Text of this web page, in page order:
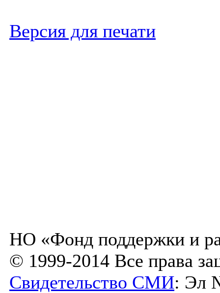
Версия для печати
НО «Фонд поддержки и
© 1999-2014 Все права
Свидетельство СМИ: Эл